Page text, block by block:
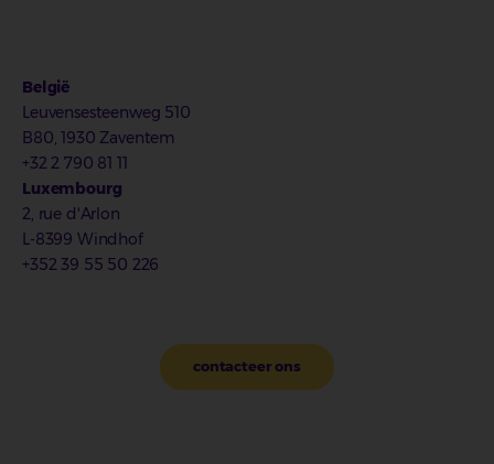
België
Leuvensesteenweg 510
B80, 1930 Zaventem
+32 2 790 81 11
Luxembourg
2, rue d'Arlon
L-8399 Windhof
+352 39 55 50 226
contacteer ons